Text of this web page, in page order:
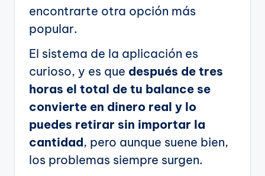
encontrarte otra opción más
popular.
El sistema de la aplicación es
curioso, y es que después de tres
horas el total de tu balance se
convierte en dinero real y lo
puedes retirar sin importar la
cantidad, pero aunque suene bien,
los problemas siempre surgen.